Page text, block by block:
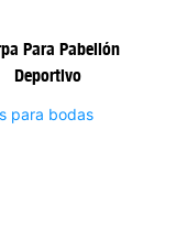
Para Pabellón
Deportivo